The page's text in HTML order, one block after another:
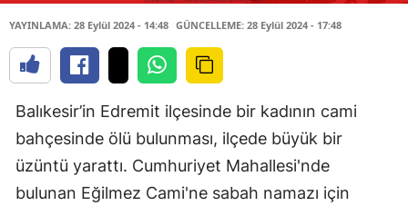
YAYINLAMA: 28 Eylül 2024 - 14:48 GÜNCELLEME: 28 Eylül 2024 - 17:48
Balıkesir’in Edremit ilçesinde bir kadının cami
bahçesinde ölü bulunması, ilçede büyük bir
üzüntü yarattı. Cumhuriyet Mahallesi'nde
bulunan Eğilmez Cami'ne sabah namazı için